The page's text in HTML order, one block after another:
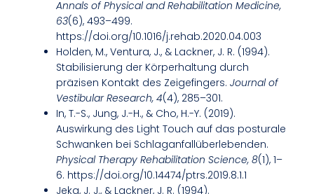
Annals of Physical and Rehabilitation Medicine,
63(6), 493–499.
https://doi.org/10.1016/j.rehab.2020.04.003
Holden, M., Ventura, J., & Lackner, J. R. (1994).
Stabilisierung der Körperhaltung durch
präzisen Kontakt des Zeigefingers. Journal of
Vestibular Research, 4(4), 285–301.
In, T.-S., Jung, J.-H., & Cho, H.-Y. (2019).
Auswirkung des Light Touch auf das posturale
Schwanken bei Schlaganfallüberlebenden.
Physical Therapy Rehabilitation Science, 8(1), 1–
6. https://doi.org/10.14474/ptrs.2019.8.1.1
Jeka, J. J., & Lackner, J. R. (1994).